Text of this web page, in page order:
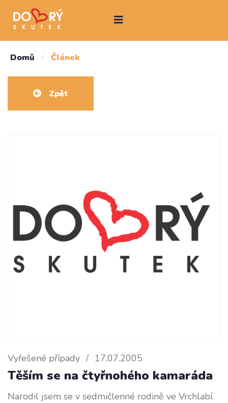
Domů / Článek
Zpět
Vyřešené případy / 17.07.2005
Těším se na čtyřnohého kamaráda
Narodil jsem se v sedmičlenné rodině ve Vrchlabí.